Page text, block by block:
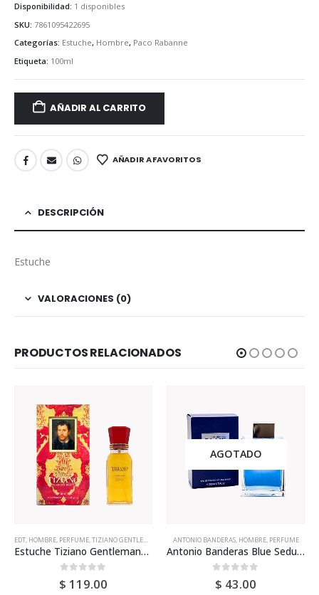
Disponibilidad: 1 disponibles
SKU: 7861095422695
Categorías: Estuche, Hombre, Paco Rabanne
Etiqueta: 100ml
AÑADIR AL CARRITO
AÑADIR A FAVORITOS
DESCRIPCIÓN
Estuche
VALORACIONES (0)
PRODUCTOS RELACIONADOS
EDT HOMBRE PERFUME TIZIANO GENTLEMANS
Estuche Tiziano Gentlemans Portrait Edt 100ml Para Hombre
0 out of 5
$ 119.00
AGOTADO
ANTONIO BANDERAS, HOMBRE, PERFUME
Antonio Banderas Blue Seduction Edt 100ml Para Hombre
0out of 5
$ 43.00